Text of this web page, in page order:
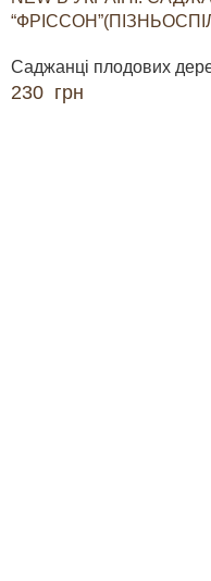
Саджанці плодових
230 грн